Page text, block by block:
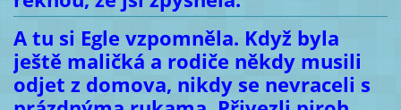
A tu si Egle vzpomněla. Když byla
ještě maličká a rodiče někdy musili
odjet z domova, nikdy se nevraceli s